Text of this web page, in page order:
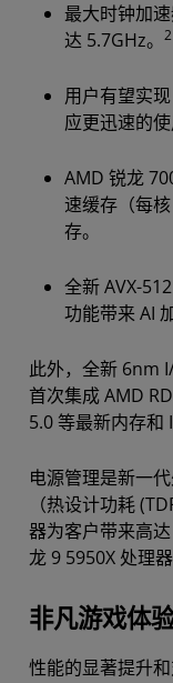
最大时钟加
达 5.7GHz。 2
用户有望实
应更迅速的使
AMD 锐龙
速缓存（每
存。
全新 AVX-
功能带来 AI
此外，全新 6nm
首次集成 AMD
5.0 等最新内存和
电源管理是新一
（热设计功耗
器为客户带来高
龙 9 5950X 处理器
非凡游戏体
性能的显著提升